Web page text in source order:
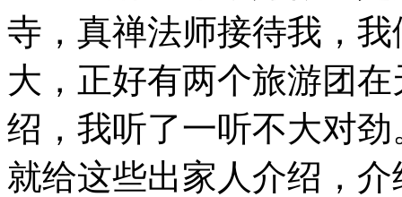
寺，真禅法师接待我，
大，正好有两个旅游团
绍，我听了一听不大对
就给这些出家人介绍，